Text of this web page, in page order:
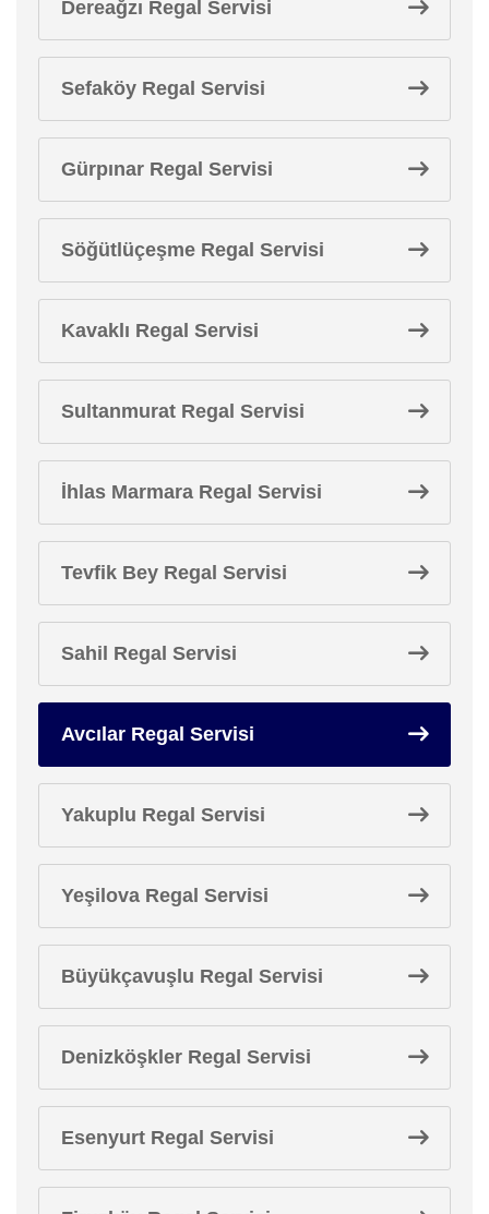
Dereağzı Regal Servisi
Sefaköy Regal Servisi
Gürpınar Regal Servisi
Söğütlüçeşme Regal Servisi
Kavaklı Regal Servisi
Sultanmurat Regal Servisi
İhlas Marmara Regal Servisi
Tevfik Bey Regal Servisi
Sahil Regal Servisi
Avcılar Regal Servisi
Yakuplu Regal Servisi
Yeşilova Regal Servisi
Büyükçavuşlu Regal Servisi
Denizköşkler Regal Servisi
Esenyurt Regal Servisi